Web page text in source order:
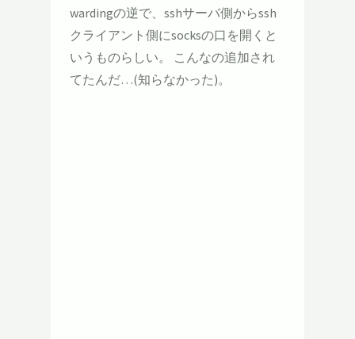
wardingの逆で、sshサーバ側からssh
クライアント側にsocksの口を開くと
いうものらしい。 こんなの追加され
てたんだ…(知らなかった)。